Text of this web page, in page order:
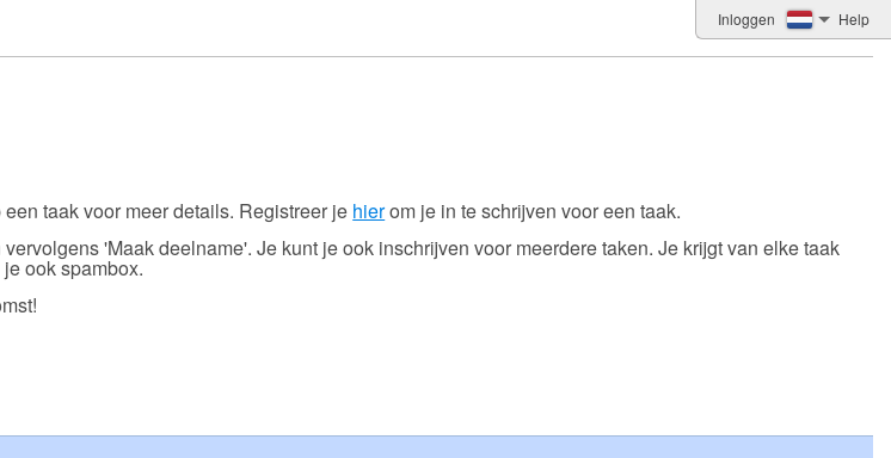
Inloggen Help
taak voor meer details. Registreer je hierom je in te schrijven voor een taak.
'Maak deelname'. Je kunt je ook inschrijven voor meerdere taken. Je krijgt van elke taak
ook spambox.